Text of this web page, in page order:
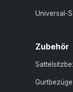
Universal-
Zubehör
Gurtbezüge